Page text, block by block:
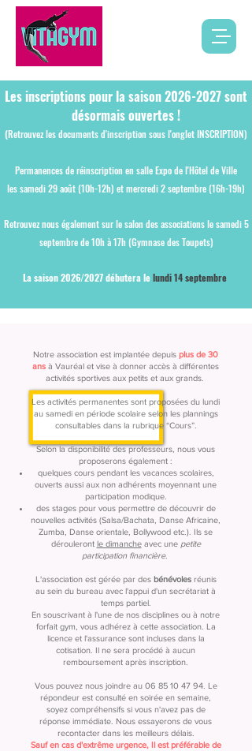
Les inscriptions pour la saison2026-2027sont
désormais ouvertes !
(Retrouvez les documents d'inscription sous l'onglet INSCRIPTION)
Permanences de réinscription en salle Expo de l'Hôtel de Ville
les samedi 29 août (10h-12h) et mercredi 2 septembre (16h-19h)
Retrouvez nous également sur le salon des associations le samedi 5
septembre de 10h à 17h (Gymnase des Toupets)
La saison 2026/2027 débutera lelundi 14 septembre
Notre association est implantée depuis plus de 30
ans à Vauréal et vise à donner accès à différentes
activités sportives aux petits et aux grands.
Les activités permanentes sont proposées du lundi
au samedi en période scolaire selon les plannings
consultables dans la rubrique “Cours”.
Selon la disponibilité des professeurs, nous vous
proposerons également :
quelques cours pendant les vacances scolaires,
ouverts aussi aux non adhérents moyennant une
participation modique.
des stages pour vous permettre de découvrir de
nouvelles activités (Salsa/Bachata, Danse Africaine,
Zumba, Danse orientale, Bollywood etc.). Ils se
dérouleront le dimancheavec une petite
participation financière.
L'association est gérée par des bénévolesréunis
au sein du bureau avec l'appui d'un secrétariat à
temps partiel.
En souscrivant à l'une de nos disciplines ou à notre
forfait gym, vous adhérez à cette association. La
licence et l'assurance sont incluses dans la
cotisation. Il ne sera procédé à aucun
remboursement après inscription.
Vous pouvez nous joindre au 06 85 10 47 94. Le
répondeur est consulté en soirée en semaine,
soyez compréhensifs si vous n'avez pas de
réponse immédiate. Nous essayerons de vous
recontacter dans les meilleurs délais.
Sauf en cas d'extrême urgence, Il est préférable de